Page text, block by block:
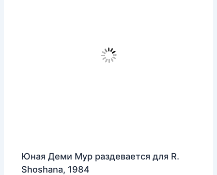
Юная Деми Мур раздевается для R.
Shoshana, 1984